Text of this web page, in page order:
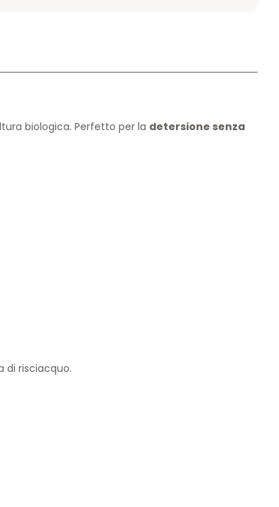
biologica. Perfetto per la detersione senza
di risciacquo.